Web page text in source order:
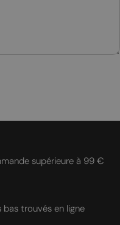
supérieure à 99 €
bas trouvés en ligne